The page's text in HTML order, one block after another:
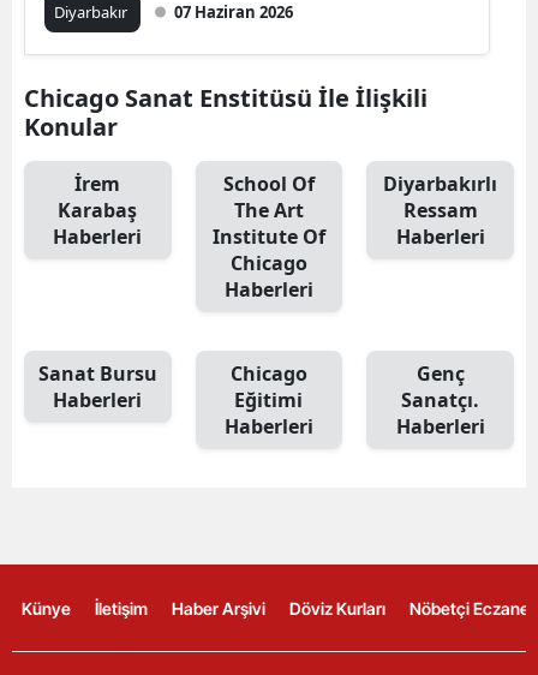
Diyarbakır 07 Haziran 2026
Chicago Sanat Enstitüsü İle İlişkili
Konular
İrem
Karabaş
Haberleri
School Of
The Art
Institute Of
Chicago
Haberleri
Diyarbakırlı
Ressam
Haberleri
Sanat Bursu
Haberleri
Chicago
Eğitimi
Haberleri
Genç
Sanatçı.
Haberleri
Künye İletişim Haber Arşivi Döviz Kurları Nöbetçi